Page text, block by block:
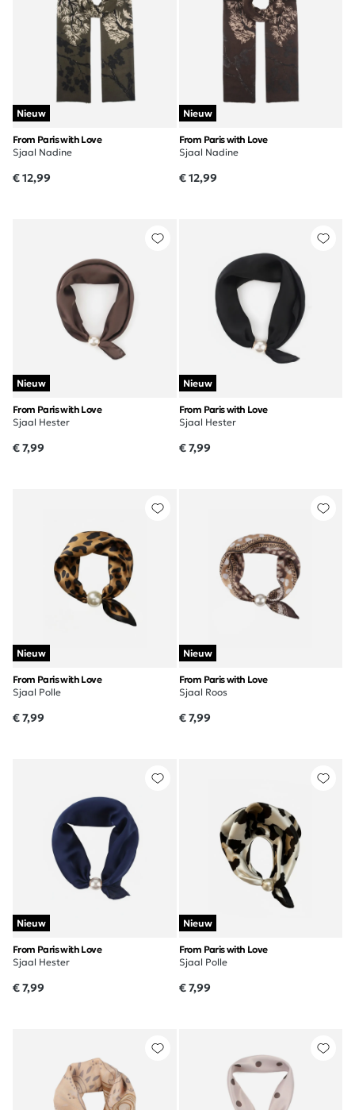
Nieuw
From Paris with Love
Sjaal Nadine
€ 12,99
Nieuw
From Paris with Love
Sjaal Nadine
€ 12,99
Nieuw
From Paris with Love
Sjaal Hester
€ 7,99
Nieuw
From Paris with Love
Sjaal Hester
€ 7,99
Nieuw
From Paris with Love
Sjaal Polle
€ 7,99
Nieuw
From Paris with Love
Sjaal Roos
€ 7,99
Nieuw
From Paris with Love
Sjaal Hester
€ 7,99
Nieuw
From Paris with Love
Sjaal Polle
€ 7,99